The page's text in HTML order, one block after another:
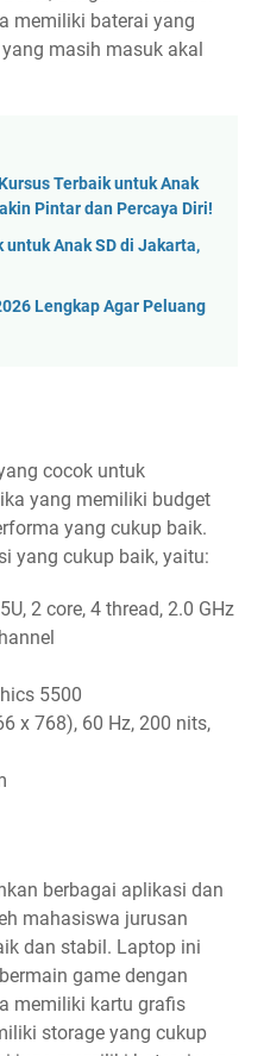
memiliki baterai yang
masih masuk akal
Terbaik untuk Anak
Pintar dan Percaya Diri!
untuk Anak SD di Jakarta,
Lengkap Agar Peluang
cocok untuk
yang memiliki budget
yang cukup baik.
yang cukup baik, yaitu:
2 core, 4 thread, 2.0 GHz
5500
x 768), 60 Hz, 200 nits,
berbagai aplikasi dan
mahasiswa jurusan
dan stabil. Laptop ini
game dengan
memiliki kartu grafis
storage yang cukup